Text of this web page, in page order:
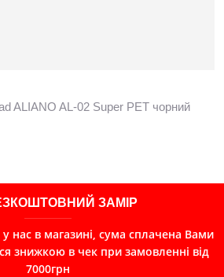
ALIANO AL-02 Super PET чорний
ЗАМІР
нас в магазині, сума сплачена Вами
знижкою в чек при замовленні від
7000грн